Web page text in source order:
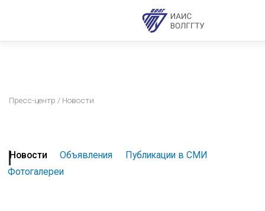
Пресс-центр / Новости
Новости Объявления
Публикации в СМИ
Фотогалереи